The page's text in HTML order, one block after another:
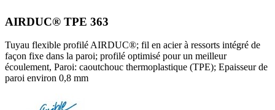
AIRDUC® TPE 363
Tuyau flexible profilé AIRDUC®; fil en acier à ressorts intégré de
façon fixe dans la paroi; profilé optimisé pour un meilleur
écoulement, Paroi: caoutchouc thermoplastique (TPE); Epaisseur de
paroi environ 0,8 mm